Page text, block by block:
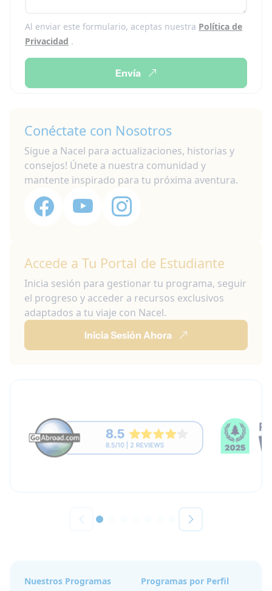
Al enviar este formulario, aceptas nuestra Política de
Privacidad .
Envía
Conéctate con Nosotros
Sigue a Nacel para actualizaciones, historias y
consejos! Únete a nuestra comunidad y
mantente inspirado para tu próxima aventura.
Accede a Tu Portal de Estudiante
Inicia sesión para gestionar tu programa, seguir
el progreso y acceder a recursos exclusivos
adaptados a tu viaje con Nacel.
Inicia Sesión Ahora
Nuestros Programas Programas por Perfil